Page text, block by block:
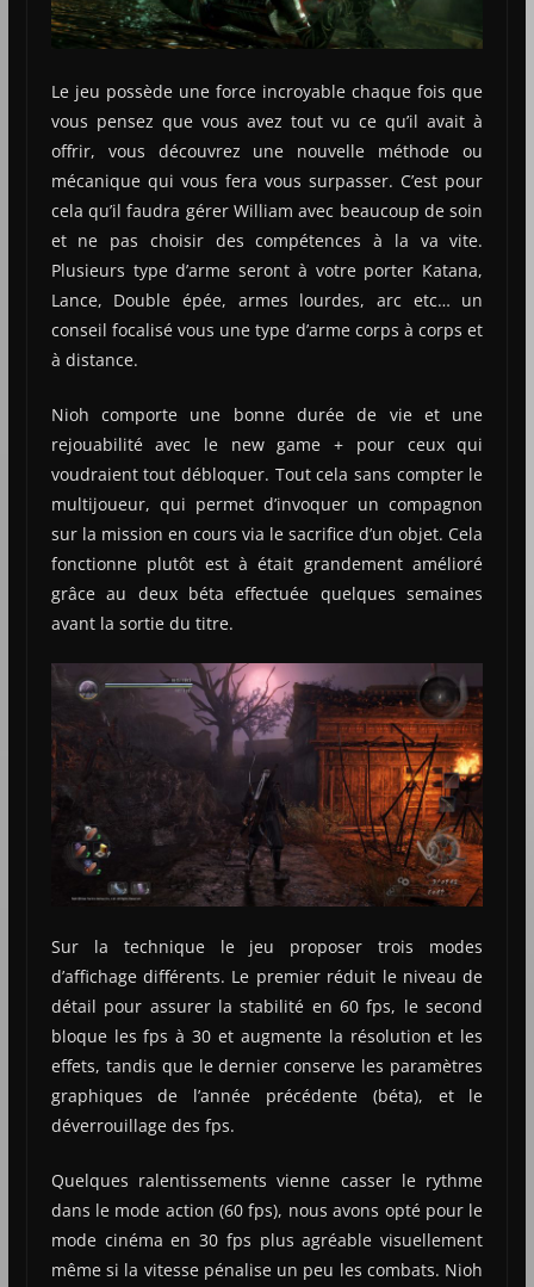
Le jeu possède une force incroyable chaque fois que
vous pensez que vous avez tout vu ce qu’il avait à
offrir, vous découvrez une nouvelle méthode ou
mécanique qui vous fera vous surpasser. C’est pour
cela qu’il faudra gérer William avec beaucoup de soin
et ne pas choisir des compétences à la va vite.
Plusieurs type d’arme seront à votre porter Katana,
Lance, Double épée, armes lourdes, arc etc… un
conseil focalisé vous une type d’arme corps à corps et
à distance.
Nioh comporte une bonne durée de vie et une
rejouabilité avec le new game + pour ceux qui
voudraient tout débloquer. Tout cela sans compter le
multijoueur, qui permet d’invoquer un compagnon
sur la mission en cours via le sacrifice d’un objet. Cela
fonctionne plutôt est à était grandement amélioré
grâce au deux béta effectuée quelques semaines
avant la sortie du titre.
Sur la technique le jeu proposer trois modes
d’affichage différents. Le premier réduit le niveau de
détail pour assurer la stabilité en 60 fps, le second
bloque les fps à 30 et augmente la résolution et les
effets, tandis que le dernier conserve les paramètres
graphiques de l’année précédente (béta), et le
déverrouillage des fps.
Quelques ralentissements vienne casser le rythme
dans le mode action (60 fps), nous avons opté pour le
mode cinéma en 30 fps plus agréable visuellement
même si la vitesse pénalise un peu les combats. Nioh